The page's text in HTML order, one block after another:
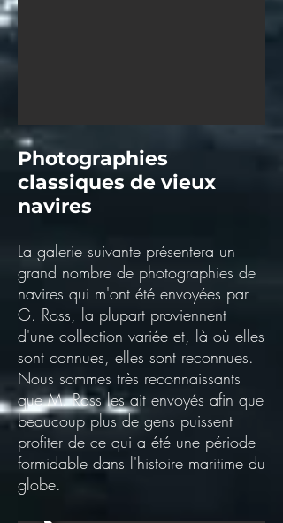
Photographies
classiques de vieux
navires
La galerie suivante présentera un
grand nombre de photographies de
navires qui m'ont été envoyées par
G. Ross, la plupart proviennent
d'une collection variée et, là où elles
sont connues, elles sont reconnues.
Nous sommes très reconnaissants
que M. Ross les ait envoyés afin que
beaucoup plus de gens puissent
profiter de ce qui a été une période
formidable dans l'histoire maritime du
globe.